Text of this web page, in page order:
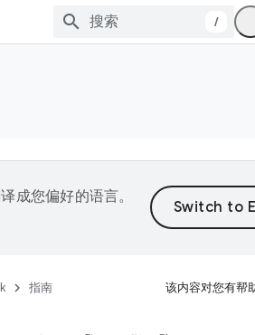
/
成您偏好的语言。
指南 该内容对您有帮